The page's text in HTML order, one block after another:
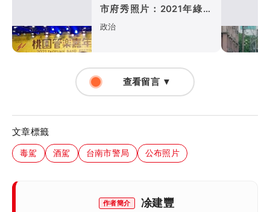
市府秀照片：2021年綠營
執政也照演
政治
查看留言 ▼
文章標籤
毒駕 酒駕 台南市警局 公布照片
作者簡介 凃建豐